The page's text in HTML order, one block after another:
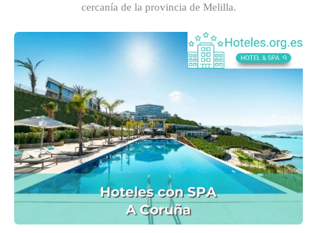
cercanía de la provincia de Melilla.